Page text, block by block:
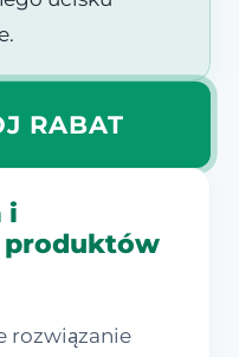
RABAT
i
rozwiązanie